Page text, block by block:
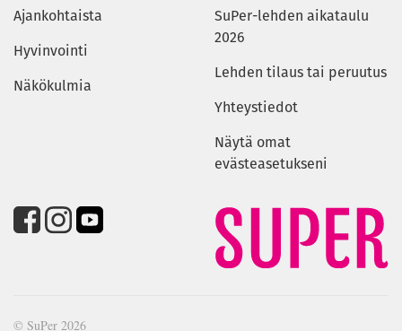
Ajankohtaista
Hyvinvointi
Näkökulmia
SuPer-lehden aikataulu
2026
Lehden tilaus tai peruutus
Yhteystiedot
Näytä omat
evästeasetukseni
© SuPer 2026